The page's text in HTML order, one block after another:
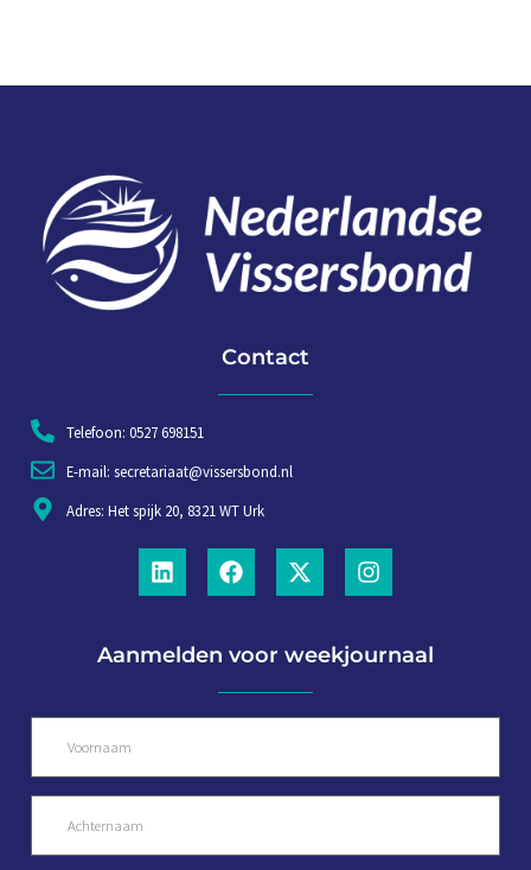
Contact
Telefoon: 0527 698151
E-mail: secretariaat@vissersbond.nl
Adres: Het spijk 20, 8321 WT Urk
Aanmelden voor weekjournaal